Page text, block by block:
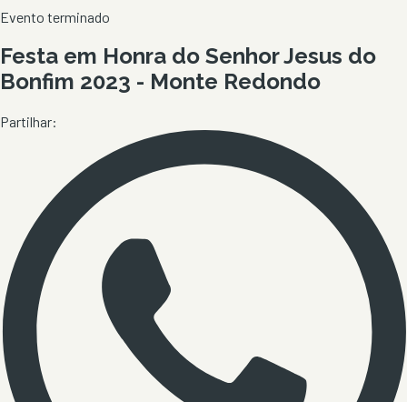
Evento terminado
Festa em Honra do Senhor Jesus do
Bonfim 2023 - Monte Redondo
Partilhar: